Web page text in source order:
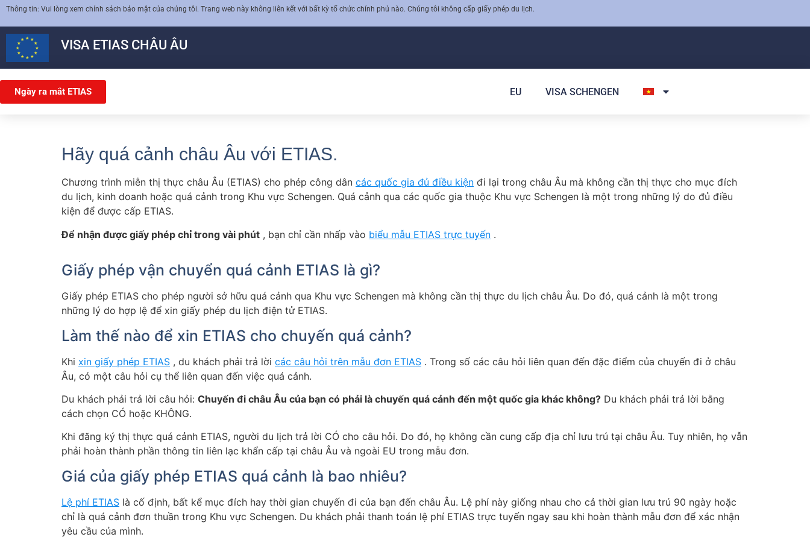
Thông tin: Vui lòng xem chính sách bảo mật của chúng tôi. Trang web này không liên kết với bất kỳ tổ chức chính phủ nào. Chúng tôi không cấp giấy phép du lịch.
VISA ETIAS CHÂU ÂU
Ngày ra mắt ETIAS EU VISA SCHENGEN
Hãy quá cảnh châu Âu với ETIAS.
Chương trình miễn thị thực châu Âu (ETIAS) cho phép công dân các quốc gia đủ điều kiện đi lại trong châu Âu mà không cần thị thực cho mục đích
du lịch, kinh doanh hoặc quá cảnh trong Khu vực Schengen. Quá cảnh qua các quốc gia thuộc Khu vực Schengen là một trong những lý do đủ điều
kiện để được cấp ETIAS.
Để nhận được giấy phép chỉ trong vài phút , bạn chỉ cần nhấp vào biểu mẫu ETIAS trực tuyến .
Giấy phép vận chuyển quá cảnh ETIAS là gì?
Giấy phép ETIAS cho phép người sở hữu quá cảnh qua Khu vực Schengen mà không cần thị thực du lịch châu Âu. Do đó, quá cảnh là một trong
những lý do hợp lệ để xin giấy phép du lịch điện tử ETIAS.
Làm thế nào để xin ETIAS cho chuyến quá cảnh?
Khi xin giấy phép ETIAS , du khách phải trả lời các câu hỏi trên mẫu đơn ETIAS . Trong số các câu hỏi liên quan đến đặc điểm của chuyến đi ở châu
Âu, có một câu hỏi cụ thể liên quan đến việc quá cảnh.
Du khách phải trả lời câu hỏi: Chuyến đi châu Âu của bạn có phải là chuyến quá cảnh đến một quốc gia khác không? Du khách phải trả lời bằng
cách chọn CÓ hoặc KHÔNG.
Khi đăng ký thị thực quá cảnh ETIAS, người du lịch trả lời CÓ cho câu hỏi. Do đó, họ không cần cung cấp địa chỉ lưu trú tại châu Âu. Tuy nhiên, họ vẫn
phải hoàn thành phần thông tin liên lạc khẩn cấp tại châu Âu và ngoài EU trong mẫu đơn.
Giá của giấy phép ETIAS quá cảnh là bao nhiêu?
Lệ phí ETIAS là cố định, bất kể mục đích hay thời gian chuyến đi của bạn đến châu Âu. Lệ phí này giống nhau cho cả thời gian lưu trú 90 ngày hoặc
chỉ là quá cảnh đơn thuần trong Khu vực Schengen. Du khách phải thanh toán lệ phí ETIAS trực tuyến ngay sau khi hoàn thành mẫu đơn để xác nhận
yêu cầu của mình.